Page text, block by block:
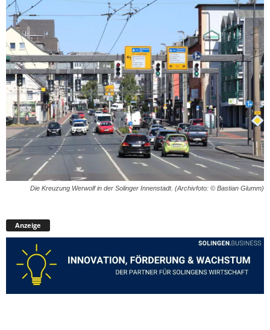
Die Kreuzung Werwolf in der Solinger Innenstadt. (Archivfoto: © Bastian Glumm)
Anzeige